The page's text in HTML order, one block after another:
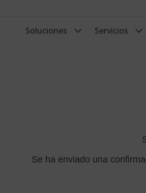
Soluciones Servicios
Se ha enviado una